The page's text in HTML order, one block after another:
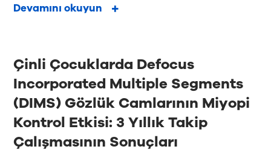
Devamını okuyun
Çinli Çocuklarda Defocus
Incorporated Multiple Segments
(DIMS) Gözlük Camlarının Miyopi
Kontrol Etkisi: 3 Yıllık Takip
Çalışmasının Sonuçları